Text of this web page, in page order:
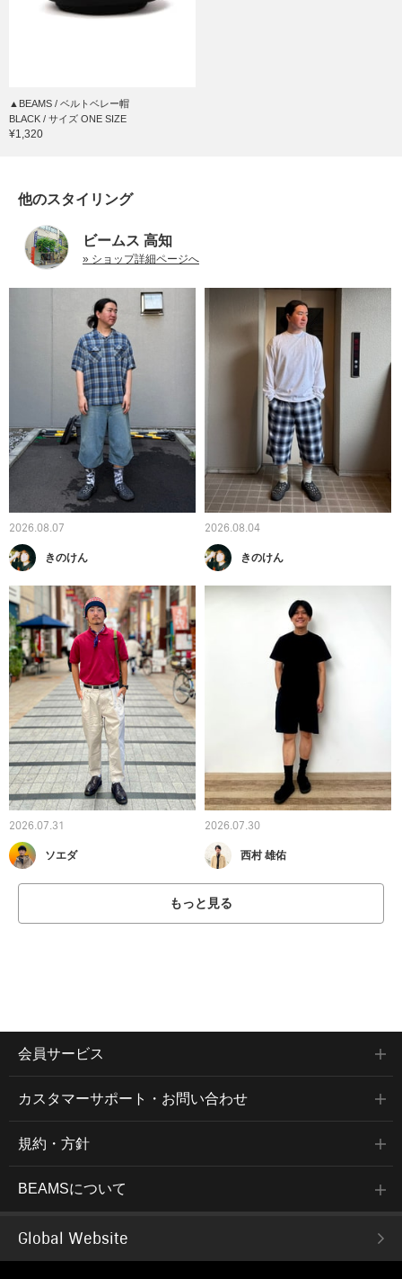
▲BEAMS / ベルトベレー帽
BLACK / サイズ ONE SIZE
¥1,320
他のスタイリング
ビームス 高知
» ショップ詳細ページへ
2026.08.07
きのけん
2026.08.04
きのけん
2026.07.31
ソエダ
2026.07.30
西村 雄佑
もっと見る
会員サービス
カスタマーサポート・お問い合わせ
規約・方針
BEAMSについて
Global Website